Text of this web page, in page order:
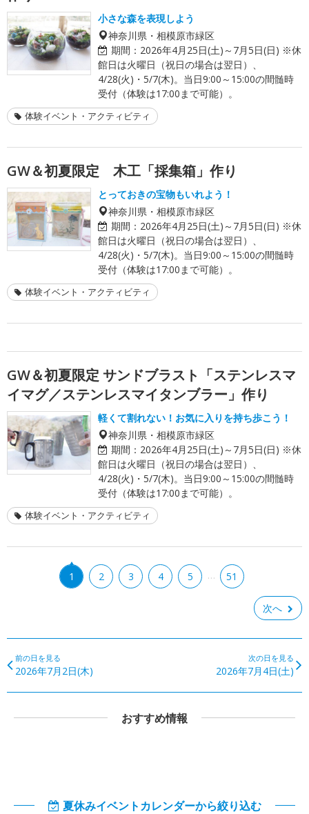
小さな森を表現しよう
神奈川県・相模原市緑区
期間： 2026年4月25日(土)～7月5日(日) ※休
館日は火曜日（祝日の場合は翌日）、
4/28(火)・5/7(木)。当日9:00～15:00の間髄時
受付（体験は17:00まで可能）。
体験イベント・アクティビティ
GW＆初夏限定 木工「採集箱」作り
とっておきの宝物もいれよう！
神奈川県・相模原市緑区
期間： 2026年4月25日(土)～7月5日(日) ※休
館日は火曜日（祝日の場合は翌日）、
4/28(火)・5/7(木)。当日9:00～15:00の間髄時
受付（体験は17:00まで可能）。
体験イベント・アクティビティ
GW＆初夏限定 サンドブラスト「ステンレスマ
イマグ／ステンレスマイタンブラー」作り
軽くて割れない！お気に入りを持ち歩こう！
神奈川県・相模原市緑区
期間： 2026年4月25日(土)～7月5日(日) ※休
館日は火曜日（祝日の場合は翌日）、
4/28(火)・5/7(木)。当日9:00～15:00の間髄時
受付（体験は17:00まで可能）。
体験イベント・アクティビティ
1 2 3 4 5 … 51
次へ
前の日を見る
2026年7月2日(木)
次の日を見る
2026年7月4日(土)
おすすめ情報
夏休みイベントカレンダーから絞り込む